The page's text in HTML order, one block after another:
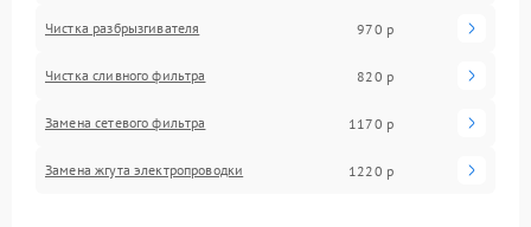
Чистка разбрызгивателя 970 р
Чистка сливного фильтра 820 р
Замена сетевого фильтра 1170 р
Замена жгута электропроводки 1220 р